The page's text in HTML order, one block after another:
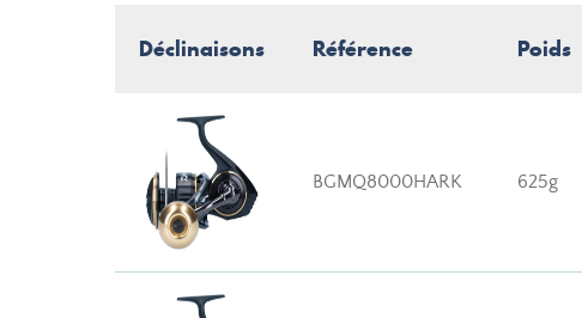
Déclinaisons Référence Poids
BGMQ8000HARK 625g